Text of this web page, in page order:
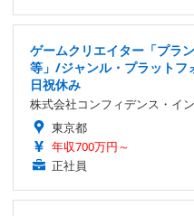
ゲームクリエイター「プラ
等」/ジャンル・プラット
日祝休み
株式会社コンフィデンス・イ
東京都
年収700万円～
正社員